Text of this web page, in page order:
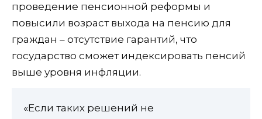
проведение пенсионной реформы и
повысили возраст выхода на пенсию для
граждан – отсутствие гарантий, что
государство сможет индексировать пенсий
выше уровня инфляции.
«Если таких решений не